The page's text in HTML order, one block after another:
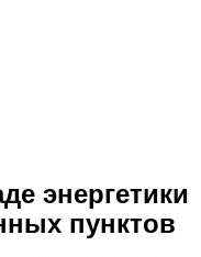
энергетики
пунктов